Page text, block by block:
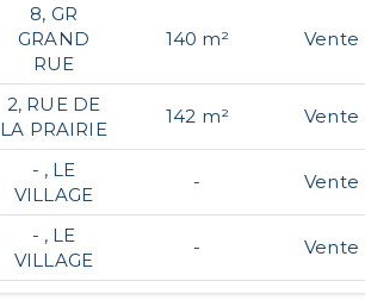
8, GR
GRAND
RUE
140 m² Vente
2, RUE DE
LA PRAIRIE
142 m² Vente
- , LE
VILLAGE
- Vente
- , LE
VILLAGE
- Vente